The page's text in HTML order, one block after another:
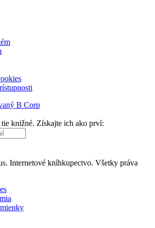
B Corp
knižné. Získajte ich ako prví:
Internetové kníhkupectvo. Všetky práva